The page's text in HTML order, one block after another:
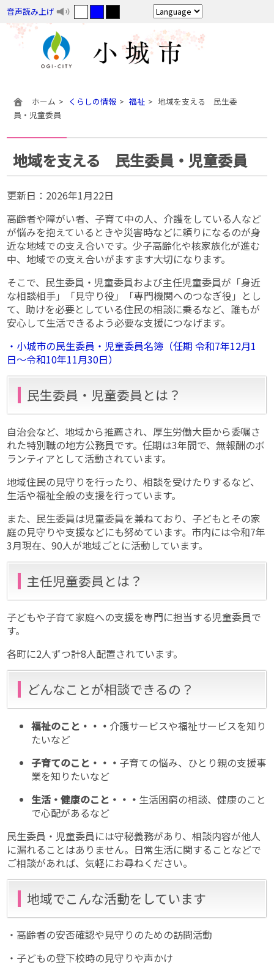
音声読み上げ
ホーム くらしの情報 福祉
地域を支える 民生委
員・児童委員
地域を支える 民生委員・児童委員
更新日： 2026年1月22日
高齢者や障がい者、子育て中の人、介護をしている人など
が悩みを抱えているときや災害時などに頼りになるのが身
近な地域での支え合いです。少子高齢化や核家族化が進む
中、地域での支え合いがますます大切になります。
そこで、民生委員・児童委員および主任児童委員が「身近
な相談相手」「見守り役」「専門機関へのつなぎ役」とし
て、助けを必要としている住民の相談に乗るなど、誰もが
安心して生活できるよう必要な支援につなげます。
・小城市の民生委員・児童委員名簿（任期 令和7年12月1
日〜令和10年11月30日）
民生委員・児童委員とは？
自治会など、地域から推薦され、厚生労働大臣から委嘱さ
れた特別職の地方公務員です。任期は3年間で、無報酬のボ
ランティアとして活動されています。
地域住民の見守りを行ったり、相談を受けたりするなど、
生活や福祉全般の支援を行っています。
また、民生委員は児童委員を兼ねており、子どもとその家
庭の見守りや支援などにも努めています。市内には令和7年
3月現在、90人が地域ごとに活動しています。
主任児童委員とは？
子どもや子育て家庭への支援を専門に担当する児童委員で
す。
各町に2人ずつ計8人配置されています。
どんなことが相談できるの？
福祉のこと・・・ 介護サービスや福祉サービスを知り
たいなど
子育てのこと・・・ 子育ての悩み、ひとり親の支援事
業を知りたいなど
生活・健康のこと・・・ 生活困窮の相談、健康のこと
で心配があるなど
民生委員・児童委員には守秘義務があり、相談内容が他人
に漏れることはありません。日常生活に関することなどで
ご相談があれば、気軽にお尋ねください。
地域でこんな活動をしています
・高齢者の安否確認や見守りのための訪問活動
・子どもの登下校時の見守りや声かけ